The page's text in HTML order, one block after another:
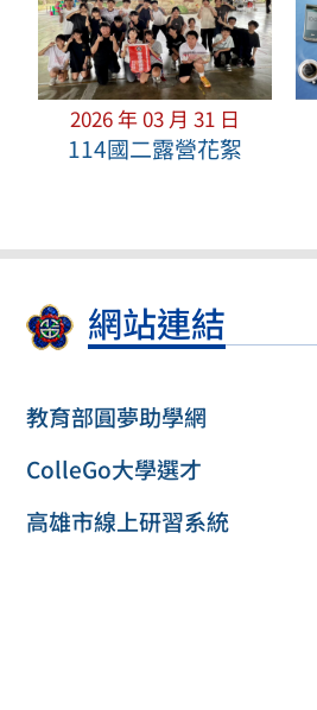
2026 年 03 月 31 日
114國二露營花絮
網站連結
教育部圓夢助學網
ColleGo大學選才
高雄市線上研習系統